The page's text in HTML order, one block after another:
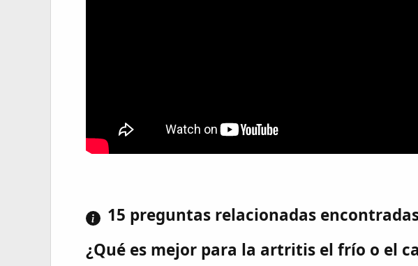
15 preguntas relacionadas
¿Qué es mejor para la artritis el frío o el